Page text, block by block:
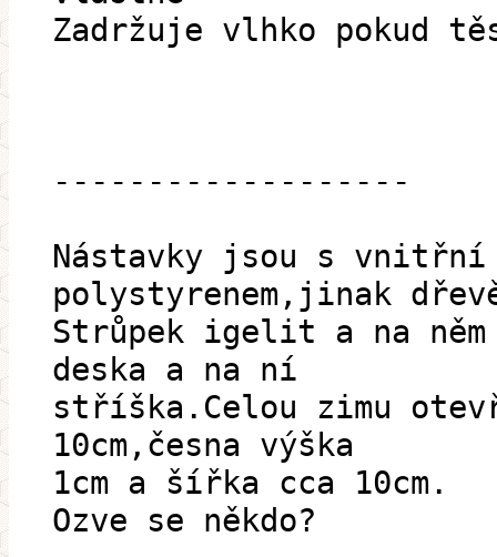
Zadržuje vlhko pokud
-------------------
Nástavky jsou s
polystyrenem,jinak
Strůpek igelit a na něm
deska a na ní
stříška.Celou zimu
10cm,česna výška
1cm a šířka cca 10cm.
Ozve se někdo?